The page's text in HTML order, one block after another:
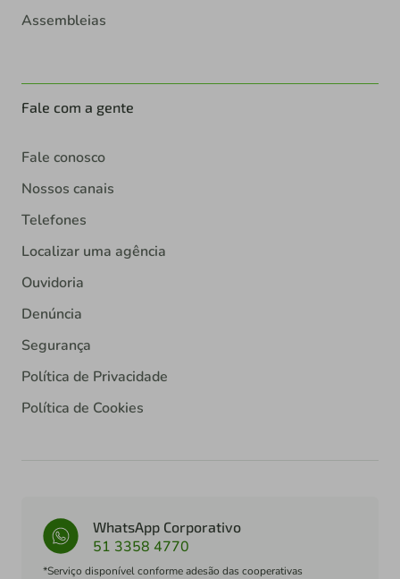
Assembleias
Fale com a gente
Fale conosco
Nossos canais
Telefones
Localizar uma agência
Ouvidoria
Denúncia
Segurança
Política de Privacidade
Política de Cookies
WhatsApp Corporativo
51 3358 4770
*Serviço disponível conforme adesão das cooperativas